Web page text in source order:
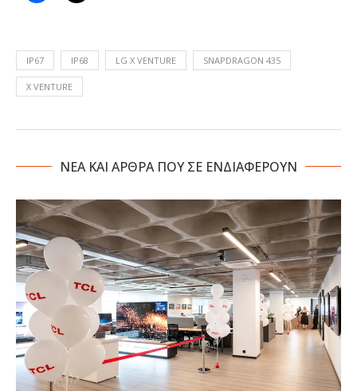
IP67 IP68 LG X VENTURE SNAPDRAGON 435
X VENTURE
NΕΑ ΚΑΙ ΑΡΘΡΑ ΠΟΥ ΣΕ ΕΝΔΙΑΦΕΡΟΥΝ